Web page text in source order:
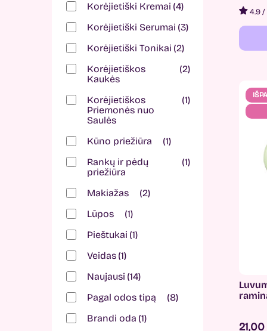
Korėjietiški Kremai 4
Korėjietiški Serumai 3
Korėjietiški Tonikai 2
Korėjietiškos
Kaukės
2
Korėjietiškos
Priemonės nuo
Saulės
1
Kūno priežiūra
1
Rankų ir pėdų
priežiūra
1
Makiažas
2
Lūpos
1
Pieštukai 1
Veidas 1
Naujausi 14
Pagal odos tipą
8
Brandi oda 1
4.9/